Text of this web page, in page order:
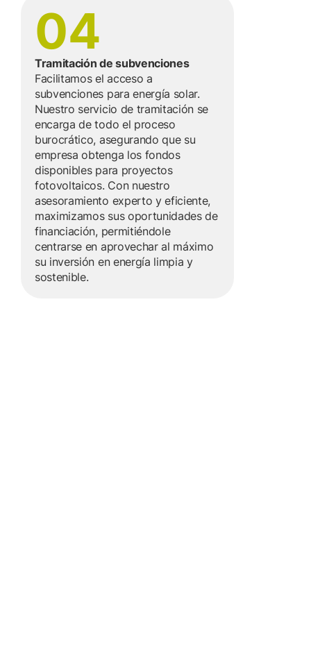
04
Tramitación de subvenciones
Facilitamos el acceso a
subvenciones para energía solar.
Nuestro servicio de tramitación se
encarga de todo el proceso
burocrático, asegurando que su
empresa obtenga los fondos
disponibles para proyectos
fotovoltaicos. Con nuestro
asesoramiento experto y eficiente,
maximizamos sus oportunidades de
financiación, permitiéndole
centrarse en aprovechar al máximo
su inversión en energía limpia y
sostenible.